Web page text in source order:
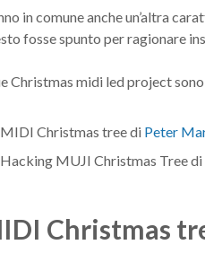
in comune anche un’altra
fosse spunto per ragionare
Christmas midi led project
MIDI Christmas tree di Peter
Hacking MUJI Christmas Tree di
Christmas